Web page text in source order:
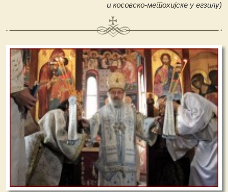
и косовско-метохијске у егзилу)